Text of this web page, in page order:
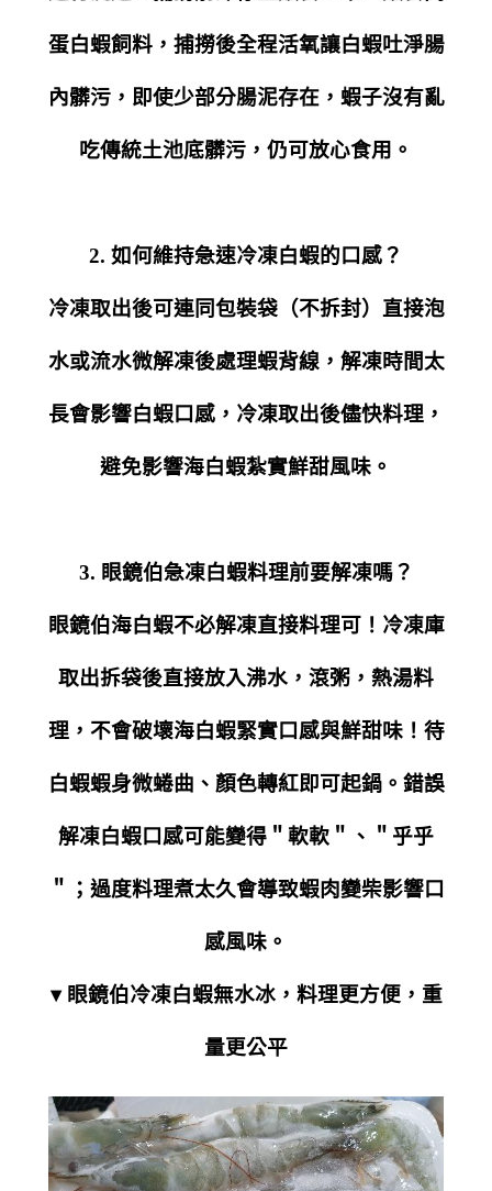
蛋白蝦飼料，捕撈後全程活氧讓白蝦吐淨腸
內髒污，即使少部分腸泥存在，蝦子沒有亂
吃傳統土池底髒污，仍可放心食用。
2. 如何維持急速冷凍白蝦的口感？
冷凍取出後可連同包裝袋（不拆封）直接泡
水或流水微解凍後處理蝦背線，解凍時間太
長會影響白蝦口感，冷凍取出後儘快料理，
避免影響海白蝦紮實鮮甜風味。
3. 眼鏡伯急凍白蝦料理前要解凍嗎？
眼鏡伯海白蝦不必解凍直接料理可！冷凍庫
取出拆袋後直接放入沸水，滾粥，熱湯料
理，不會破壞海白蝦緊實口感與鮮甜味！待
白蝦蝦身微蜷曲、顏色轉紅即可起鍋。錯誤
解凍白蝦口感可能變得＂軟軟＂、＂乎乎
＂；過度料理煮太久會導致蝦肉變柴影響口
感風味。
▾ 眼鏡伯冷凍白蝦無水冰，料理更方便，重
量更公平